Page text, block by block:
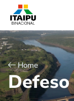
Home
Defeso